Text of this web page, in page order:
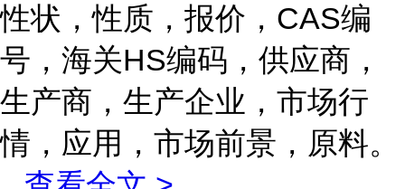
性状，性质，报价，CAS编
号，海关HS编码，供应商，
生产商，生产企业，市场行
情，应用，市场前景，原料。